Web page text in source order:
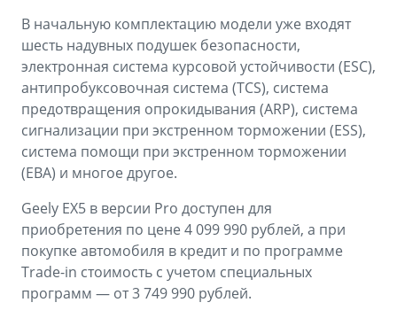
В начальную комплектацию модели уже входят
шесть надувных подушек безопасности,
электронная система курсовой устойчивости (ESС),
антипробуксовочная система (TCS), система
предотвращения опрокидывания (ARP), система
сигнализации при экстренном торможении (ESS),
система помощи при экстренном торможении
(EBA) и многое другое.
Geely EX5 в версии Pro доступен для
приобретения по цене 4 099 990 рублей, а при
покупке автомобиля в кредит и по программе
Trade-in стоимость с учетом специальных
программ — от 3 749 990 рублей.